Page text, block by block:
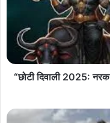
“छोटी दिवाली 2025: